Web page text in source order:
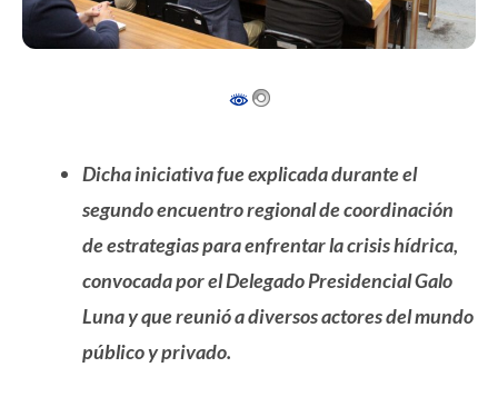
Dicha iniciativa fue explicada durante el
segundo encuentro regional de coordinación
de estrategias para enfrentar la crisis hídrica,
convocada por el Delegado Presidencial Galo
Luna y que reunió a diversos actores del mundo
público y privado.